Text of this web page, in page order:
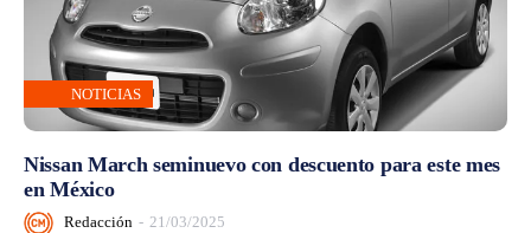
NOTICIAS
Nissan March seminuevo con descuento para este mes
en México
Redacción - 21/03/2025